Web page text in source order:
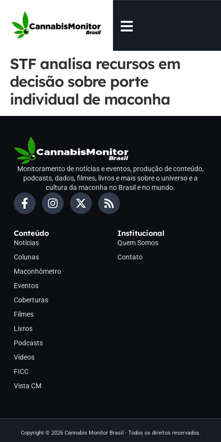
STF analisa recursos em
decisão sobre porte
individual de maconha
Monitoramento de notícias e eventos, produção de conteúdo,
podcasts, dados, filmes, livros e mais sobre o universo e a
cultura da maconha no Brasil e no mundo.
Conteúdo
Notícias
Colunas
Maconhômetro
Eventos
Coberturas
Filmes
Livros
Podcasts
Vídeos
FICC
Vista CM
Institucional
Quem Somos
Contato
Copyright © 2026 Cannabis Monitor Brasil - Todos os direitos reservados.